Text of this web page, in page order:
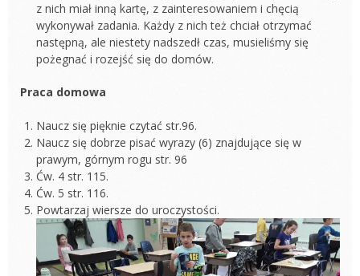
z nich miał inną kartę, z zainteresowaniem i chęcią
wykonywał zadania. Każdy z nich też chciał otrzymać
następną, ale niestety nadszedł czas, musieliśmy się
pożegnać i rozejść się do domów.
Praca domowa
Naucz się pięknie czytać str.96.
Naucz się dobrze pisać wyrazy (6) znajdujące się w
prawym, górnym rogu str. 96
Ćw. 4 str. 115.
Ćw. 5 str. 116.
Powtarzaj wiersze do uroczystości.